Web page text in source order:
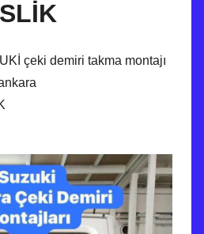
çeki demiri takma montajı